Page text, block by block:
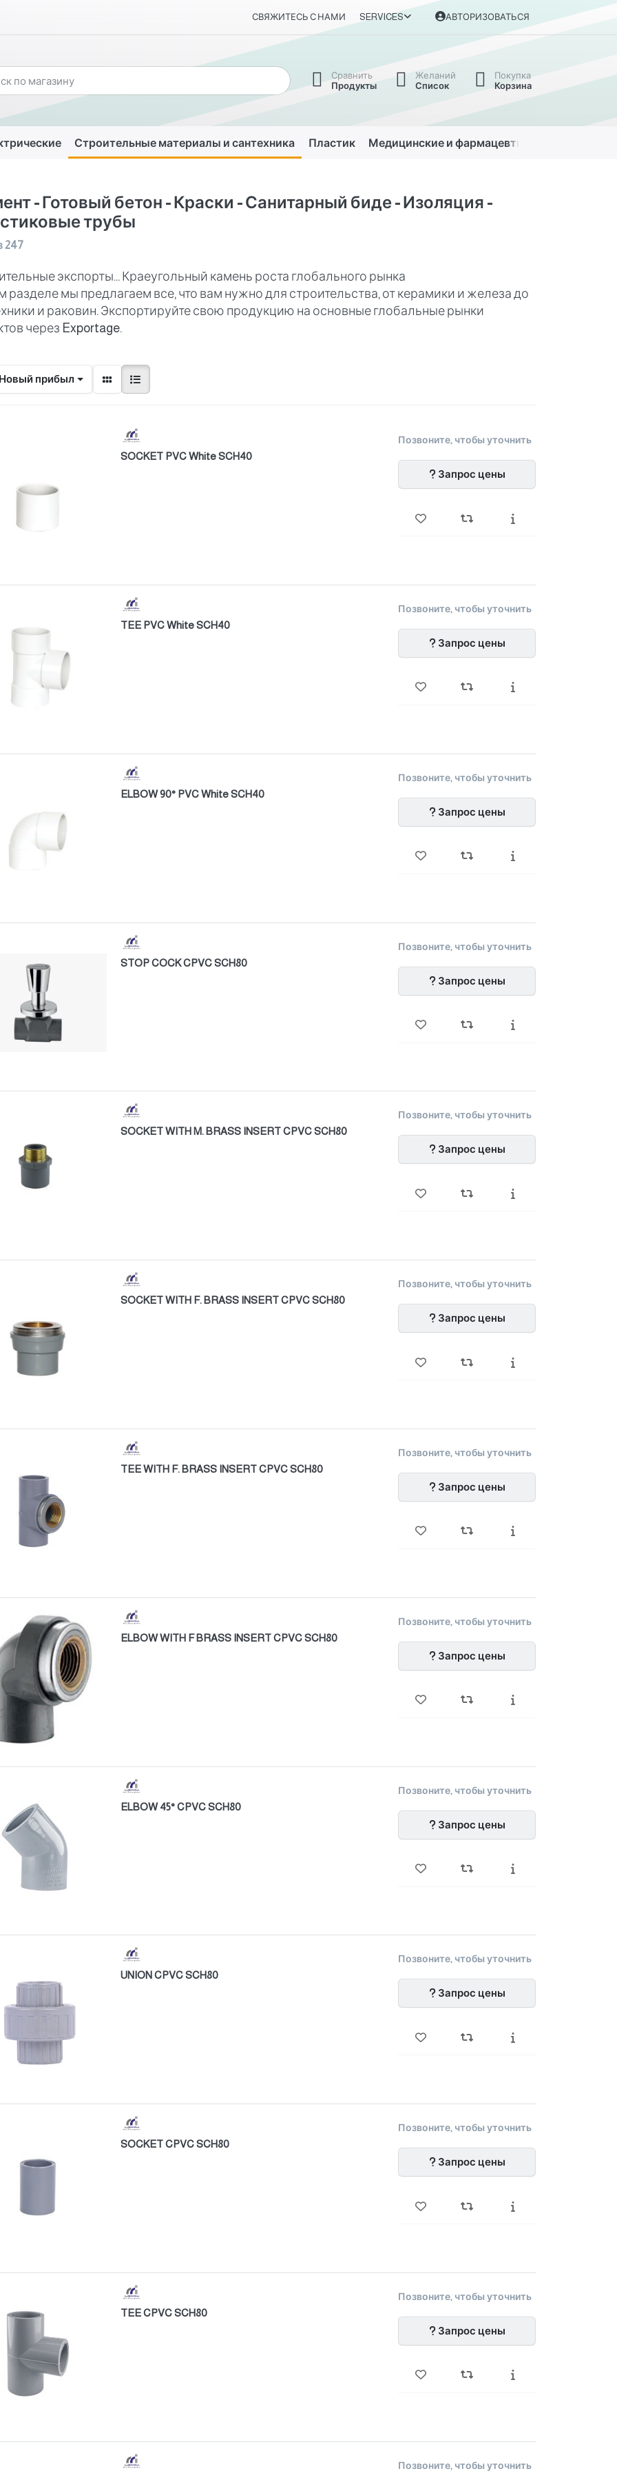
СВЯЖИТЕСЬ С НАМИ SERVICES АВТОРИЗОВАТЬСЯ
Сравнить
Продукты
Желаний
Список
Покупка
Корзина
Строительные материалы и сантехника Пластик Медицинские и фармацевтические
- Готовый бетон - Краски - Санитарный биде - Изоляция -
трубы
247
экспорты... Краеугольный камень роста глобального рынка
разделе мы предлагаем все, что вам нужно для строительства, от керамики и железа до
и раковин. Экспортируйте свою продукцию на основные глобальные рынки
через Exportage.
Новый прибыл
SOCKET PVC White SCH40
Позвоните, чтобы уточнить
Запрос цены
TEE PVC White SCH40
Позвоните, чтобы уточнить
Запрос цены
ELBOW 90° PVC White SCH40
Позвоните, чтобы уточнить
Запрос цены
STOP COCK CPVC SCH80
Позвоните, чтобы уточнить
Запрос цены
SOCKET WITH M. BRASS INSERT CPVC SCH80
Позвоните, чтобы уточнить
Запрос цены
SOCKET WITH F. BRASS INSERT CPVC SCH80
Позвоните, чтобы уточнить
Запрос цены
TEE WITH F. BRASS INSERT CPVC SCH80
Позвоните, чтобы уточнить
Запрос цены
ELBOW WITH F BRASS INSERT CPVC SCH80
Позвоните, чтобы уточнить
Запрос цены
ELBOW 45° CPVC SCH80
Позвоните, чтобы уточнить
Запрос цены
UNION CPVC SCH80
Позвоните, чтобы уточнить
Запрос цены
SOCKET CPVC SCH80
Позвоните, чтобы уточнить
Запрос цены
TEE CPVC SCH80
Позвоните, чтобы уточнить
Запрос цены
Позвоните, чтобы уточнить